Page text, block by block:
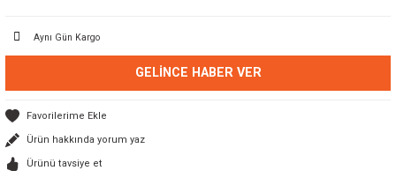
Aynı Gün Kargo
GELINCE HABER VER
Ürün hakkında yorum yaz
Ürünü tavsiye et